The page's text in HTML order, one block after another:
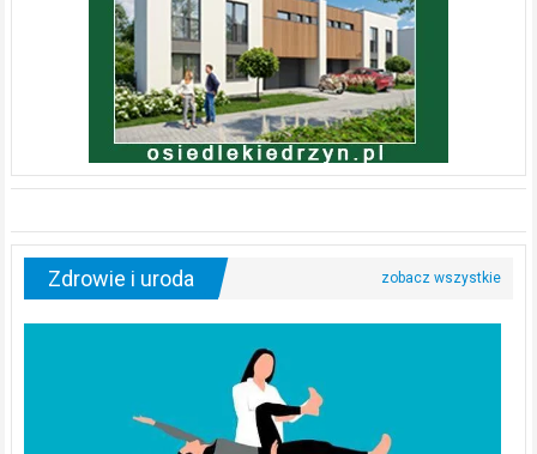
Zdrowie i uroda